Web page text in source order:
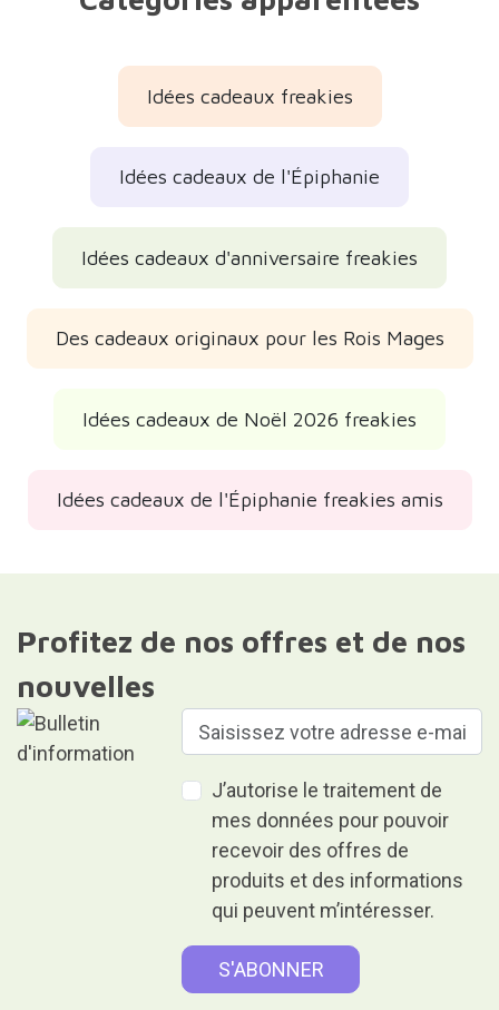
Idées cadeaux freakies
Idées cadeaux de l'Épiphanie
Idées cadeaux d'anniversaire freakies
Des cadeaux originaux pour les Rois Mages
Idées cadeaux de Noël 2026 freakies
Idées cadeaux de l'Épiphanie freakies amis
Profitez de nos offres et de nos
nouvelles
J’autorise le traitement de
mes données pour pouvoir
recevoir des offres de
produits et des informations
qui peuvent m’intéresser.